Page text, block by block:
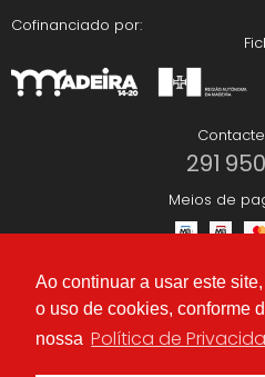
Ao continuar a usar este
o uso de cookies, conforme
nossa Política de
Cofinanciado por:
291
Meios de
Termos & condições
Redes Sociais